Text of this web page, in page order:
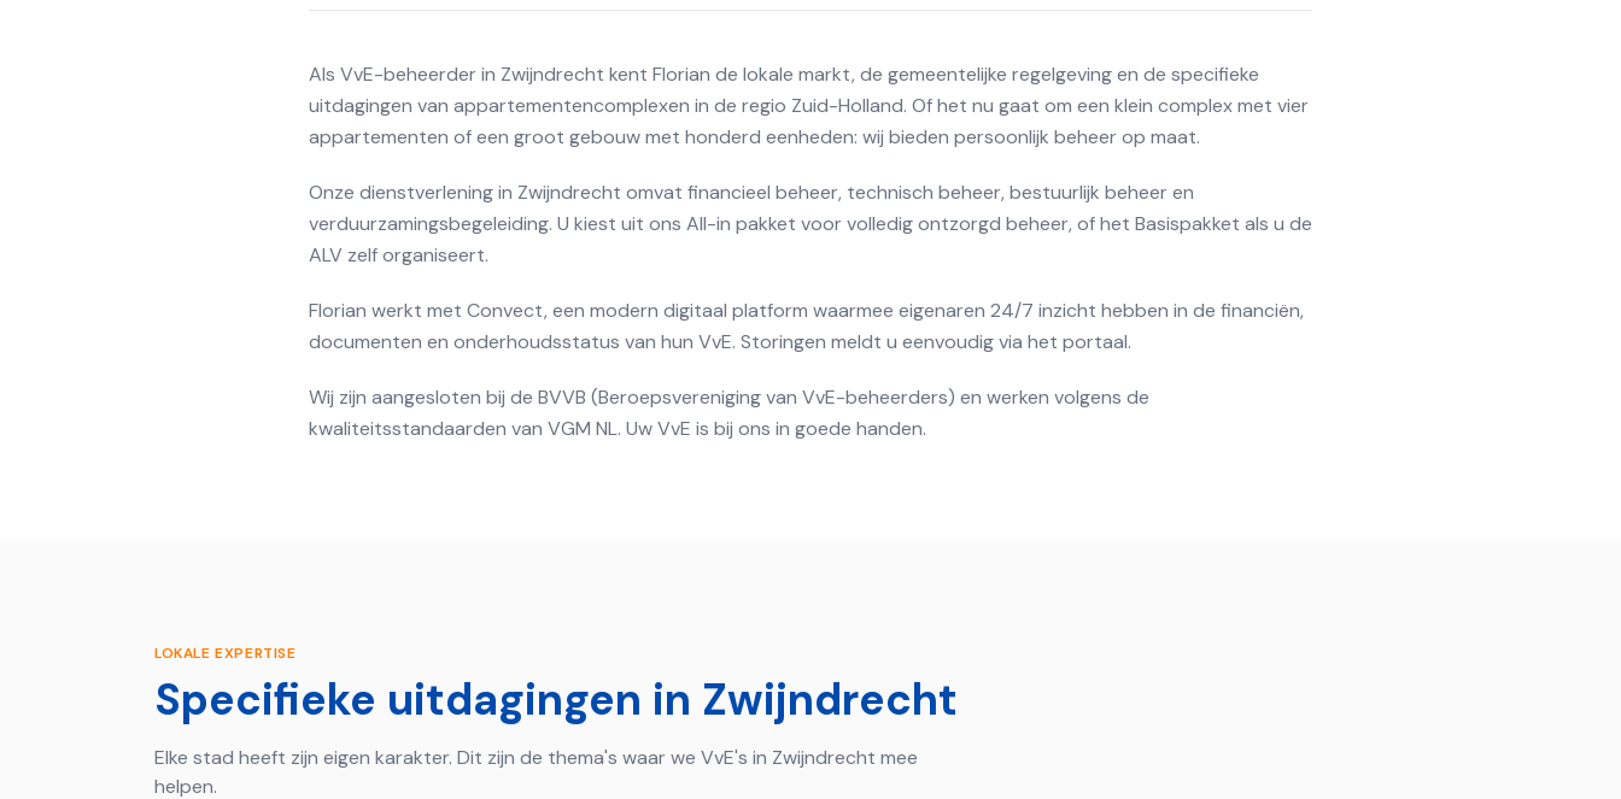
Als VvE-beheerder in Zwijndrecht kent Florian de lokale markt, de gemeentelijke regelgeving en de specifieke
uitdagingen van appartementencomplexen in de regio Zuid-Holland. Of het nu gaat om een klein complex met vier
appartementen of een groot gebouw met honderd eenheden: wij bieden persoonlijk beheer op maat.
Onze dienstverlening in Zwijndrecht omvat financieel beheer, technisch beheer, bestuurlijk beheer en
verduurzamingsbegeleiding. U kiest uit ons All-in pakket voor volledig ontzorgd beheer, of het Basispakket als u de
ALV zelf organiseert.
Florian werkt met Convect, een modern digitaal platform waarmee eigenaren 24/7 inzicht hebben in de financiën,
documenten en onderhoudsstatus van hun VvE. Storingen meldt u eenvoudig via het portaal.
Wij zijn aangesloten bij de BVVB (Beroepsvereniging van VvE-beheerders) en werken volgens de
kwaliteitsstandaarden van VGM NL. Uw VvE is bij ons in goede handen.
LOKALE EXPERTISE
Specifieke uitdagingen in Zwijndrecht
Elke stad heeft zijn eigen karakter. Dit zijn de thema's waar we VvE's in Zwijndrecht mee
helpen.